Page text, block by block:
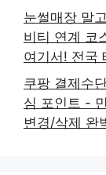
눈썰매장 말
비티 연계 코
여기서! 전국
쿠팡 결제수
심 포인트 -
변경/삭제 완